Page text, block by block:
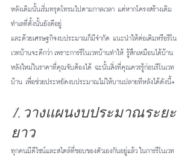
หลังเดิมนั้นเริ่มทรุดโทรมไปตามกาลเวลา แต่หากโครงสร้างเดิม
ทำเลที่ตั้งนั้นยังดีอยู่
และด้วยเศรษฐกิจงบประมาณก็มีจำกัด แนะนำให้ต่อเติมหรือรีโน
เวทบ้านจะดีกว่า เพราะการรีโนเวทบ้านทำให้ รู้สึกเหมือนได้บ้าน
หลังใหม่ในราคาที่คุณจับต้องได้ ฉะนั้นสิ่งที่คุณควรรู้ก่อนรีโนเวท
บ้าน เพื่อช่วยประหยัดงบประมาณไม่ให้บานปลายทีหลังได้ดังนี้+
1.วางแผนงบประมาณระยะ
ยาว
ทุกคนมีดีไซน์และสไตล์ที่ชอบของตัวเองกันอยู่แล้ว ในการรีโนเวท